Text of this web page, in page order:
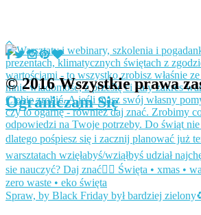
Spraw, by Black Friday był bardziej
© 2016 Wszystkie prawa
Ograniczam Się